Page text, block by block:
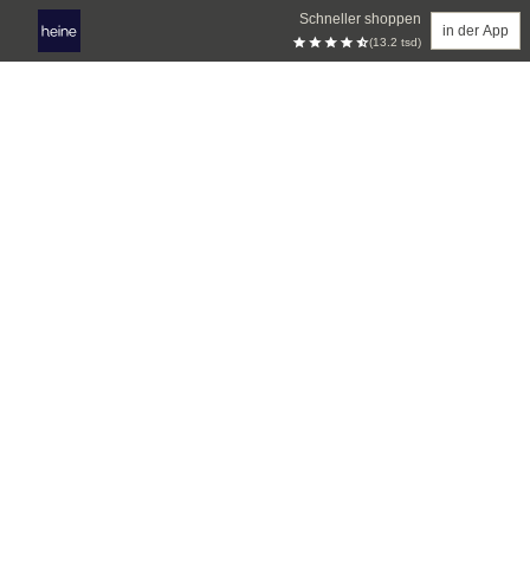
Schneller shoppen
(13.2 tsd)
in der App